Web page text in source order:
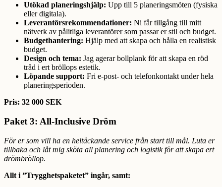
Utökad planeringshjälp: Upp till 5 planeringsmöten (fysiska
eller digitala).
Leverantörsrekommendationer: Ni får tillgång till mitt
nätverk av pålitliga leverantörer som passar er stil och budget.
Budgethantering: Hjälp med att skapa och hålla en realistisk
budget.
Design och tema: Jag agerar bollplank för att skapa en röd
tråd i ert bröllops estetik.
Löpande support: Fri e-post- och telefonkontakt under hela
planeringsperioden.
Pris: 32 000 SEK
Paket 3: All-Inclusive Dröm
För er som vill ha en heltäckande service från start till mål. Luta er
tillbaka och låt mig sköta all planering och logistik för att skapa ert
drömbröllop.
Allt i ”Trygghetspaketet” ingår, samt: